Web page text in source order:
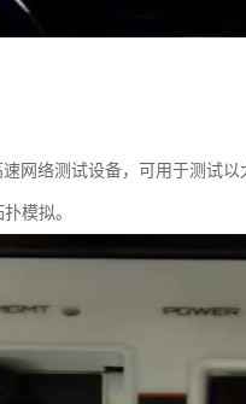
网络测试设备，可用于测试
模拟。